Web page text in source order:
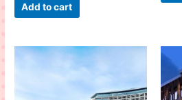
Add to cart